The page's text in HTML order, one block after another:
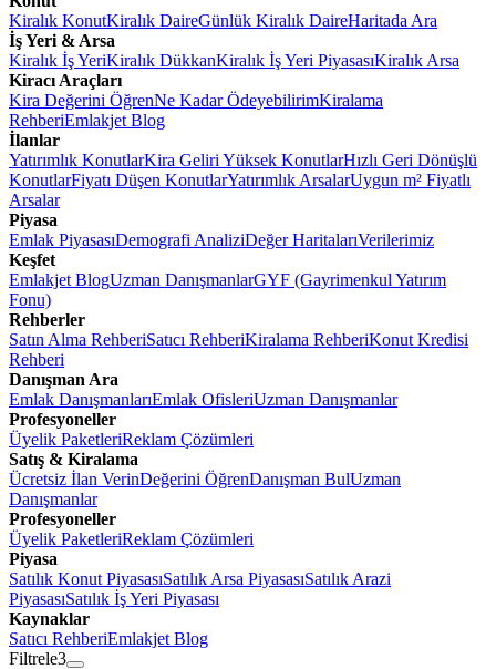
Kiralık KonutKiralık DaireGünlük Kiralık DaireHaritada Ara
İş Yeri & Arsa
Kiralık İş YeriKiralık DükkanKiralık İş Yeri PiyasasıKiralık Arsa
Kiracı Araçları
Kira Değerini ÖğrenNe Kadar ÖdeyebilirimKiralama
RehberiEmlakjet Blog
İlanlar
Yatırımlık KonutlarKira Geliri Yüksek KonutlarHızlı Geri Dönüşlü
KonutlarFiyatı Düşen KonutlarYatırımlık ArsalarUygun m² Fiyatlı
Arsalar
Piyasa
Emlak PiyasasıDemografi AnaliziDeğer HaritalarıVerilerimiz
Keşfet
Emlakjet BlogUzman DanışmanlarGYF (Gayrimenkul Yatırım
Fonu)
Rehberler
Satın Alma RehberiSatıcı RehberiKiralama RehberiKonut Kredisi
Rehberi
Danışman Ara
Emlak DanışmanlarıEmlak OfisleriUzman Danışmanlar
Profesyoneller
Üyelik PaketleriReklam Çözümleri
Satış & Kiralama
Ücretsiz İlan VerinDeğerini ÖğrenDanışman BulUzman
Danışmanlar
Profesyoneller
Üyelik PaketleriReklam Çözümleri
Piyasa
Satılık Konut PiyasasıSatılık Arsa PiyasasıSatılık Arazi
PiyasasıSatılık İş Yeri Piyasası
Kaynaklar
Satıcı RehberiEmlakjet Blog
Filtrele3